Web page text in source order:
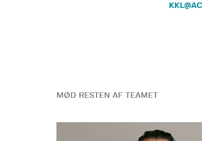
MØD RESTEN AF TEAMET